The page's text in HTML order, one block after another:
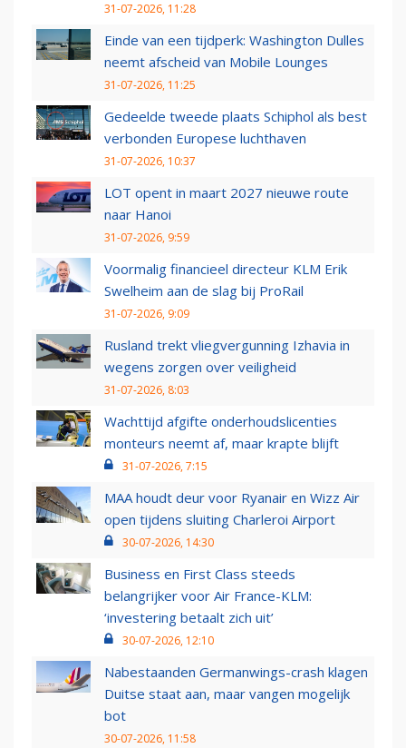
31-07-2026, 11:28
Einde van een tijdperk: Washington Dulles
neemt afscheid van Mobile Lounges
31-07-2026, 11:25
Gedeelde tweede plaats Schiphol als best
verbonden Europese luchthaven
31-07-2026, 10:37
LOT opent in maart 2027 nieuwe route
naar Hanoi
31-07-2026, 9:59
Voormalig financieel directeur KLM Erik
Swelheim aan de slag bij ProRail
31-07-2026, 9:09
Rusland trekt vliegvergunning Izhavia in
wegens zorgen over veiligheid
31-07-2026, 8:03
Wachttijd afgifte onderhoudslicenties
monteurs neemt af, maar krapte blijft
31-07-2026, 7:15
MAA houdt deur voor Ryanair en Wizz Air
open tijdens sluiting Charleroi Airport
30-07-2026, 14:30
Business en First Class steeds
belangrijker voor Air France-KLM:
‘investering betaalt zich uit’
30-07-2026, 12:10
Nabestaanden Germanwings-crash klagen
Duitse staat aan, maar vangen mogelijk
bot
30-07-2026, 11:58